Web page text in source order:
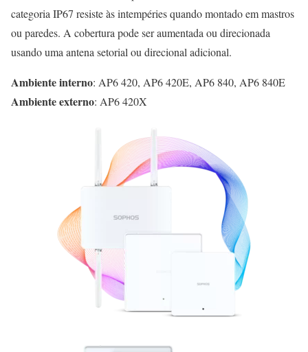
categoria IP67 resiste às intempéries quando montado em mastros
ou paredes. A cobertura pode ser aumentada ou direcionada
usando uma antena setorial ou direcional adicional.
Ambiente interno: AP6 420, AP6 420E, AP6 840, AP6 840E
Ambiente externo: AP6 420X